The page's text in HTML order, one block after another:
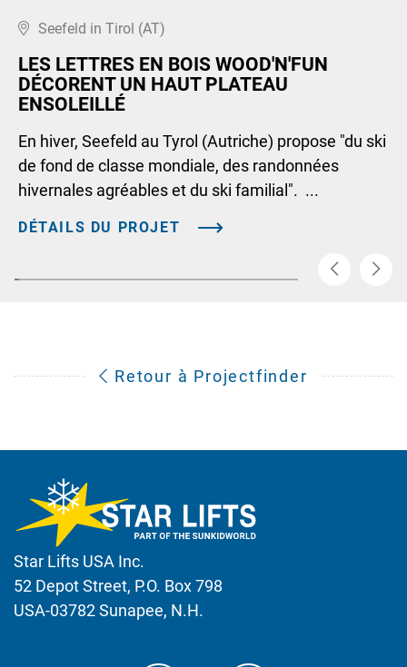
Seefeld in Tirol (AT)
LES LETTRES EN BOIS WOOD'N'FUN
DÉCORENT UN HAUT PLATEAU
ENSOLEILLÉ
En hiver, Seefeld au Tyrol (Autriche) propose "du ski
de fond de classe mondiale, des randonnées
hivernales agréables et du ski familial". ...
DÉTAILS DU PROJET
Retour à Projectfinder
Star Lifts USA Inc.
52 Depot Street, P.O. Box 798
USA-03782 Sunapee, N.H.